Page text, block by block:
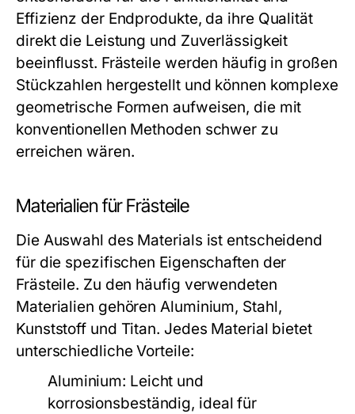
Effizienz der Endprodukte, da ihre Qualität
direkt die Leistung und Zuverlässigkeit
beeinflusst. Frästeilewerden häufig in großen
Stückzahlen hergestellt und können komplexe
geometrische Formen aufweisen, die mit
konventionellen Methoden schwer zu
erreichen wären.
Materialien für Frästeile
Die Auswahl des Materials ist entscheidend
für die spezifischen Eigenschaften der
Frästeile. Zu den häufig verwendeten
Materialien gehören Aluminium, Stahl,
Kunststoff und Titan. Jedes Material bietet
unterschiedliche Vorteile:
Aluminium: Leicht und
korrosionsbeständig, ideal für